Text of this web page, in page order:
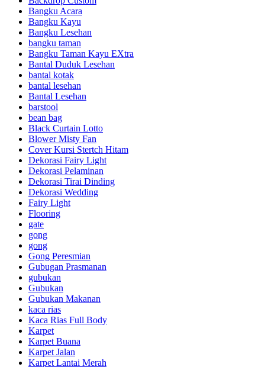
Bangku Acara
Bangku Kayu
Bangku Lesehan
bangku taman
Bangku Taman Kayu EXtra
Bantal Duduk Lesehan
bantal kotak
bantal lesehan
Bantal Lesehan
barstool
bean bag
Black Curtain Lotto
Blower Misty Fan
Cover Kursi Stertch Hitam
Dekorasi Fairy Light
Dekorasi Pelaminan
Dekorasi Tirai Dinding
Dekorasi Wedding
Fairy Light
Flooring
gate
gong
gong
Gong Peresmian
Gubugan Prasmanan
gubukan
Gubukan
Gubukan Makanan
kaca rias
Kaca Rias Full Body
Karpet
Karpet Buana
Karpet Jalan
Karpet Lantai Merah